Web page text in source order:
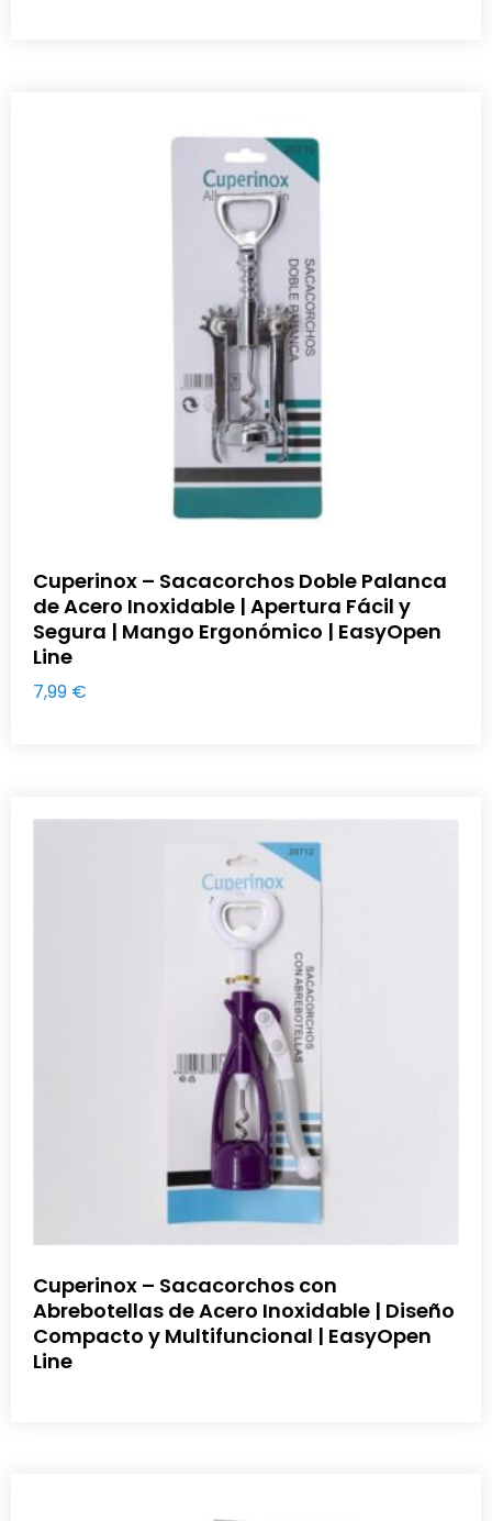
Cuperinox – Sacacorchos Doble Palanca
de Acero Inoxidable | Apertura Fácil y
Segura | Mango Ergonómico | EasyOpen
Line
7,99 €
Cuperinox – Sacacorchos con
Abrebotellas de Acero Inoxidable | Diseño
Compacto y Multifuncional | EasyOpen
Line